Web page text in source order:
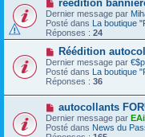
réédition
Dernier message par
Posté dans La boutique
Réponses : 24
Réédition
Dernier message par
Posté dans La boutique
Réponses : 36
autocollants
Dernier message par
Posté dans News du